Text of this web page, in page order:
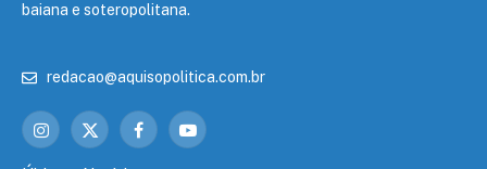
baiana e soteropolitana.
redacao@aquisopolitica.com.br
Instagram
X
FacebookYouTube